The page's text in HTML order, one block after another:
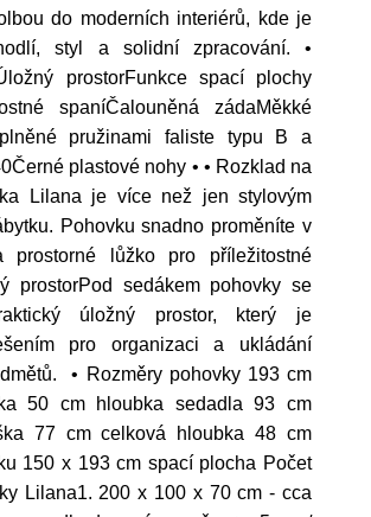
do moderních interiérů, kde je
styl a solidní zpracování. •
prostorFunkce spací plochy
spaníČalouněná zádaMěkké
pružinami faliste typu B a
plastové nohy • • Rozklad na
Lilana je více než jen stylovým
Pohovku snadno proměníte v
prostorné lůžko pro příležitostné
prostorPod sedákem pohovky se
úložný prostor, který je
pro organizaci a ukládání
• Rozměry pohovky 193 cm
50 cm hloubka sedadla 93 cm
77 cm celková hloubka 48 cm
150 x 193 cm spací plocha Počet
Lilana1. 200 x 100 x 70 cm - cca